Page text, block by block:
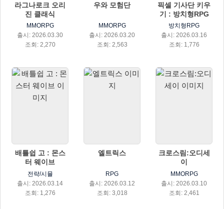
라그나로크 오리
진 클래식
MMORPG
출시: 2026.03.30
조회: 2,270
우와 모험단
MMORPG
출시: 2026.03.20
조회: 2,563
픽셀 기사단 키우
기 : 방치형RPG
방치형RPG
출시: 2026.03.16
조회: 1,776
배틀쉽 고 : 몬스
터 웨이브
전략/시뮬
출시: 2026.03.14
조회: 1,276
엘트릭스
RPG
출시: 2026.03.12
조회: 3,018
크로스림:오디세
이
MMORPG
출시: 2026.03.10
조회: 2,461